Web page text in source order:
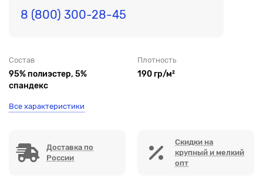
8 (800) 300-28-45
Состав
95% полиэстер, 5%
спандекс
Плотность
190 гр/м²
Все характеристики
Доставка по
России
Скидки на
крупный и мелкий
опт